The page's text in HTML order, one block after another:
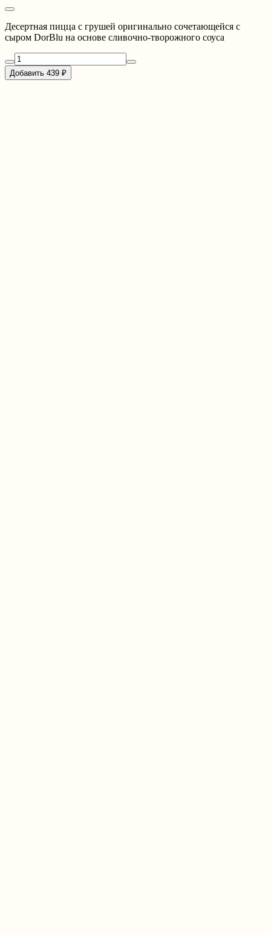
Десертная пицца с грушей оригинально сочетающейся с
сыром DorBlu на основе сливочно-творожного соуса
Добавить 439 ₽